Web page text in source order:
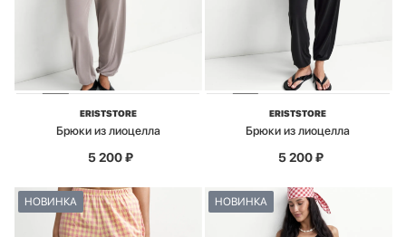
ERISTSTORE
Брюки из лиоцелла
5 200₽
ERISTSTORE
Брюки из лиоцелла
5 200₽
НОВИНКА НОВИНКА